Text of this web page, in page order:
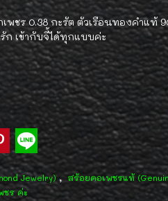
พชร 0.38 กะรัต ตัวเรือนทองคำแท้
ก เข้ากับจี้ได้ทุกแบบค่ะ
Jewelry) , สร้อยคอเพชรแท้
ชร ค่ะ